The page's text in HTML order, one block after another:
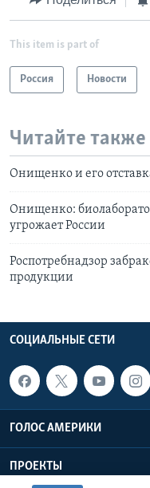
This item is part of
Россия Новости
Читайте также
Онищенко и его
Онищенко:
угрожает России
Роспотребнадзор
продукции
СОЦИАЛЬНЫЕ СЕТИ
ГОЛОС АМЕРИКИ
ПРОЕКТЫ